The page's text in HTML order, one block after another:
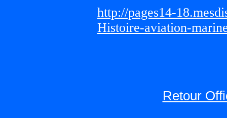
http://pages14-
Histoire-aviation-
Retour